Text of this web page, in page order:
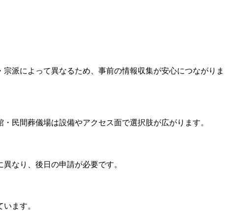
派によって異なるため、事前の情報収集が安心につながりま
民間葬儀場は設備やアクセス面で選択肢が広がります。
なり、後日の申請が必要です。
ます。